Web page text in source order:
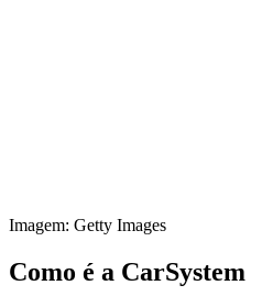
Imagem: Getty Images
Como é a CarSystem